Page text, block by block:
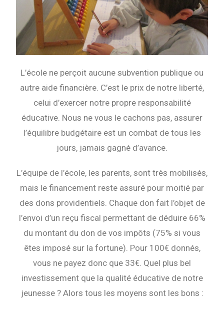
L’école ne perçoit aucune subvention publique ou
autre aide financière. C’est le prix de notre liberté,
celui d’exercer notre propre responsabilité
éducative. Nous ne vous le cachons pas, assurer
l’équilibre budgétaire est un combat de tous les
jours, jamais gagné d’avance.
L’équipe de l’école, les parents, sont très mobilisés,
mais le financement reste assuré pour moitié par
des dons providentiels. Chaque don fait l’objet de
l’envoi d’un reçu fiscal permettant de déduire 66%
du montant du don de vos impôts (75% si vous
êtes imposé sur la fortune). Pour 100€ donnés,
vous ne payez donc que 33€. Quel plus bel
investissement que la qualité éducative de notre
jeunesse ? Alors tous les moyens sont les bons :